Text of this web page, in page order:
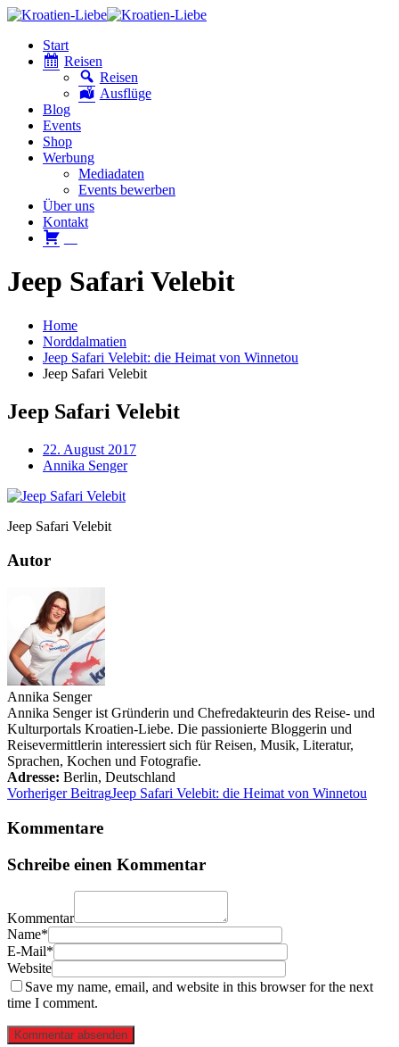
Start
Reisen
Reisen
Ausflüge
Blog
Events
Shop
Werbung
Mediadaten
Events bewerben
Über uns
Kontakt
Jeep Safari Velebit
Home
Norddalmatien
Jeep Safari Velebit: die Heimat von Winnetou
Jeep Safari Velebit
Jeep Safari Velebit
22. August 2017
Annika Senger
Jeep Safari Velebit
Autor
Annika Senger
Annika Senger ist Gründerin und Chefredakteurin des Reise- und
Kulturportals Kroatien-Liebe. Die passionierte Bloggerin und
Reisevermittlerin interessiert sich für Reisen, Musik, Literatur,
Sprachen, Kochen und Fotografie.
Adresse: Berlin, Deutschland
Vorheriger BeitragJeep Safari Velebit: die Heimat von Winnetou
Kommentare
Schreibe einen Kommentar
Kommentar
Name*
E-Mail*
Website
Save my name, email, and website in this browser for the next
time I comment.
Kommentar absenden